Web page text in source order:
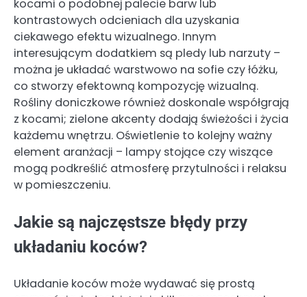
kocami o podobnej palecie barw lub
kontrastowych odcieniach dla uzyskania
ciekawego efektu wizualnego. Innym
interesującym dodatkiem są pledy lub narzuty –
można je układać warstwowo na sofie czy łóżku,
co stworzy efektowną kompozycję wizualną.
Rośliny doniczkowe również doskonale współgrają
z kocami; zielone akcenty dodają świeżości i życia
każdemu wnętrzu. Oświetlenie to kolejny ważny
element aranżacji – lampy stojące czy wiszące
mogą podkreślić atmosferę przytulności i relaksu
w pomieszczeniu.
Jakie są najczęstsze błędy przy
układaniu koców?
Układanie koców może wydawać się prostą